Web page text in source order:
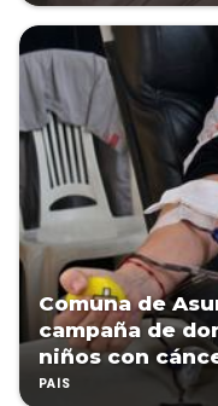
Comuna de Asunción se sumó a
campaña de
niños con
PAÍS